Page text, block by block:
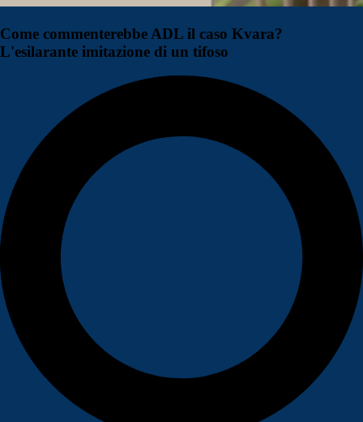
Come commenterebbe ADL il caso Kvara?
L'esilarante imitazione di un tifoso